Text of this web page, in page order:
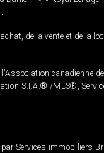
de la vente et de la
canadienne
S.I.A.® /MLS®,
Services immobiliers